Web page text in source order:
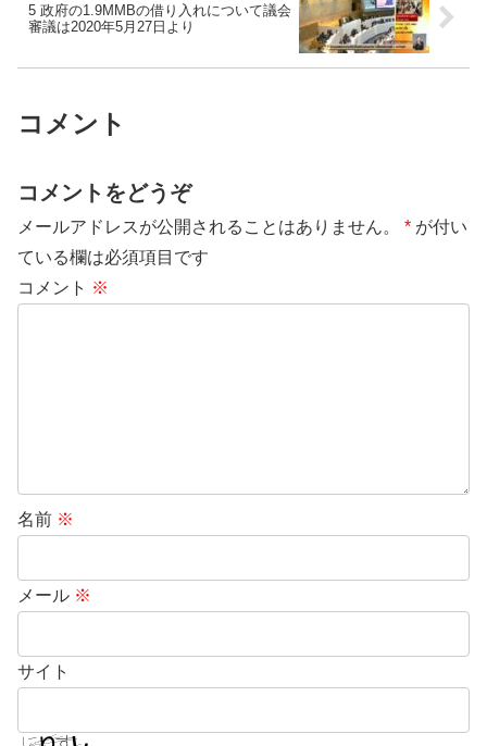
5 政府の1.9MMBの借り入れについて議会
審議は2020年5月27日より
コメント
コメントをどうぞ
メールアドレスが公開されることはありません。 * が付い
ている欄は必須項目です
コメント ※
名前 ※
メール ※
サイト